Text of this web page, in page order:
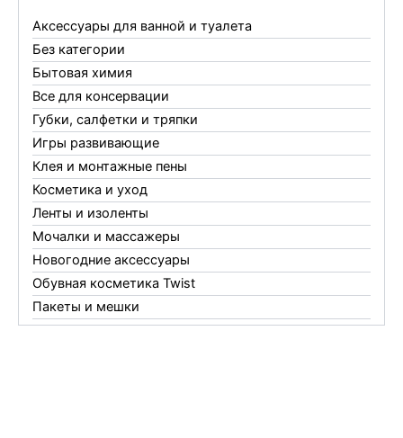
Аксессуары для ванной и туалета
Без категории
Бытовая химия
Все для консервации
Губки, салфетки и тряпки
Игры развивающие
Клея и монтажные пены
Косметика и уход
Ленты и изоленты
Мочалки и массажеры
Новогодние аксессуары
Обувная косметика Twist
Пакеты и мешки
Перчатки